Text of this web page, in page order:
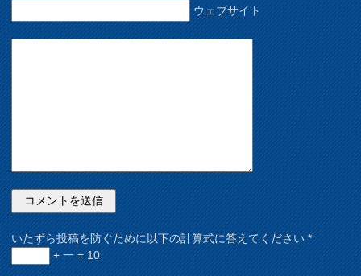
ウェブサイト
いたずら投稿を防ぐために以下の計算式に答えてください*
+ 一 = 10